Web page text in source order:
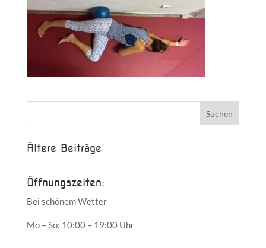
Ältere Beiträge
Öffnungszeiten:
Bei schönem Wetter
Mo – So: 10:00 – 19:00 Uhr